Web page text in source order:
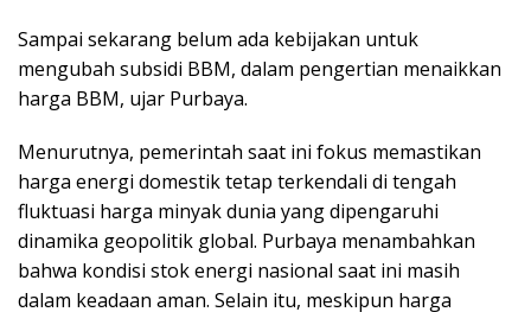
Sampai sekarang belum ada kebijakan untuk
mengubah subsidi BBM, dalam pengertian menaikkan
harga BBM, ujar Purbaya.
Menurutnya, pemerintah saat ini fokus memastikan
harga energi domestik tetap terkendali di tengah
fluktuasi harga minyak dunia yang dipengaruhi
dinamika geopolitik global. Purbaya menambahkan
bahwa kondisi stok energi nasional saat ini masih
dalam keadaan aman. Selain itu, meskipun harga